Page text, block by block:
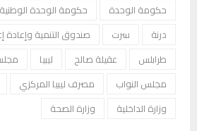
حكومة الوحدة
حكومة الوحدة الوطنية
درنة
سرت صندوق التنمية وإعادة
طرابلس
عقيلة صالح ليبيا
مجلس النواب
مصرف ليبيا المركزي
وزارة الداخلية
وزارة الصحة